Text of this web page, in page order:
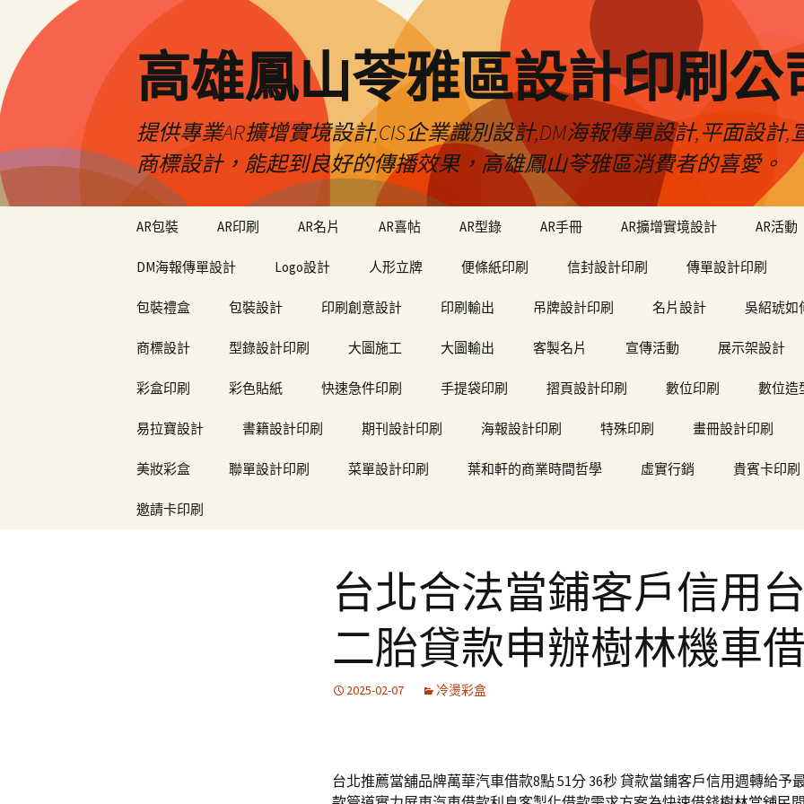
高雄鳳山苓雅區設計印刷公
提供專業AR擴增實境設計,CIS企業識別設計,DM海報傳單設計,平面設計
商標設計，能起到良好的傳播效果，高雄鳳山苓雅區消費者的喜愛。
AR包裝 AR印刷 AR名片 AR喜帖 AR型錄 AR手冊 AR擴增實境設計 AR活動
DM海報傳單設計 Logo設計 人形立牌 便條紙印刷 信封設計印刷 傳單設計印刷
包裝禮盒 包裝設計 印刷創意設計 印刷輸出 吊牌設計印刷 名片設計 吳紹琥如
商標設計 型錄設計印刷 大圖施工 大圖輸出 客製名片 宣傳活動 展示架設計
彩盒印刷 彩色貼紙 快速急件印刷 手提袋印刷 摺頁設計印刷 數位印刷 數位造
易拉寶設計 書籍設計印刷 期刊設計印刷 海報設計印刷 特殊印刷 畫冊設計印刷
美妝彩盒 聯單設計印刷 菜單設計印刷 葉和軒的商業時間哲學 虛實行銷 貴賓卡印刷
邀請卡印刷
台北合法當鋪客戶信用
二胎貸款申辦樹林機車
2025-02-07 冷燙彩盒
台北推薦當舖品牌萬華汽車借款8點 51分 36秒貸款當鋪客戶信用週轉給予